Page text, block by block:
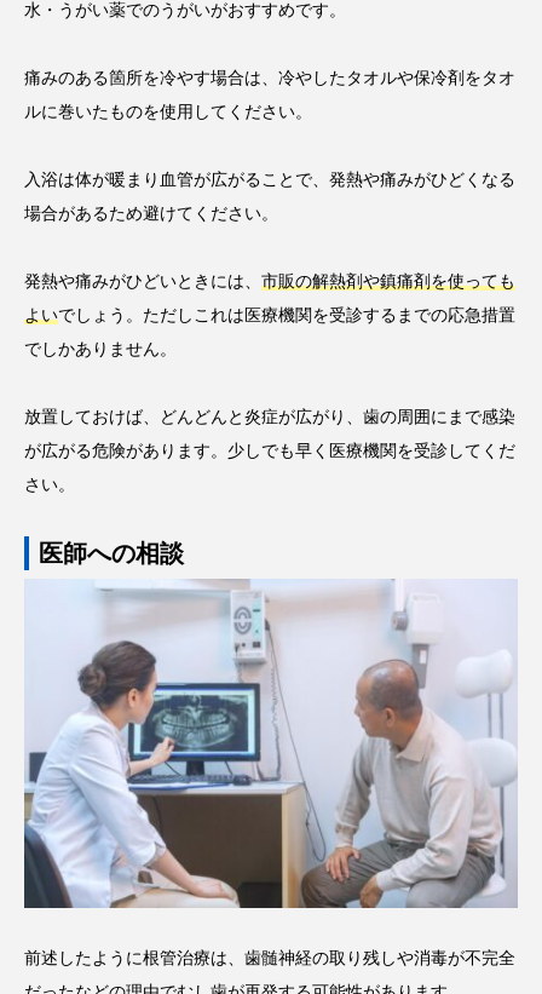
水・うがい薬でのうがいがおすすめです。
痛みのある箇所を冷やす場合は、冷やしたタオルや保冷剤をタオ
ルに巻いたものを使用してください。
入浴は体が暖まり血管が広がることで、発熱や痛みがひどくなる
場合があるため避けてください。
発熱や痛みがひどいときには、 市販の解熱剤や鎮痛剤を使っても
よいでしょう。ただしこれは医療機関を受診するまでの応急措置
でしかありません。
放置しておけば、どんどんと炎症が広がり、歯の周囲にまで感染
が広がる危険があります。少しでも早く医療機関を受診してくだ
さい。
医師への相談
前述したように根管治療は、歯髄神経の取り残しや消毒が不完全